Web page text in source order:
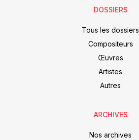
DOSSIERS
Tous les dossiers
Compositeurs
Œuvres
Artistes
Autres
ARCHIVES
Nos archives